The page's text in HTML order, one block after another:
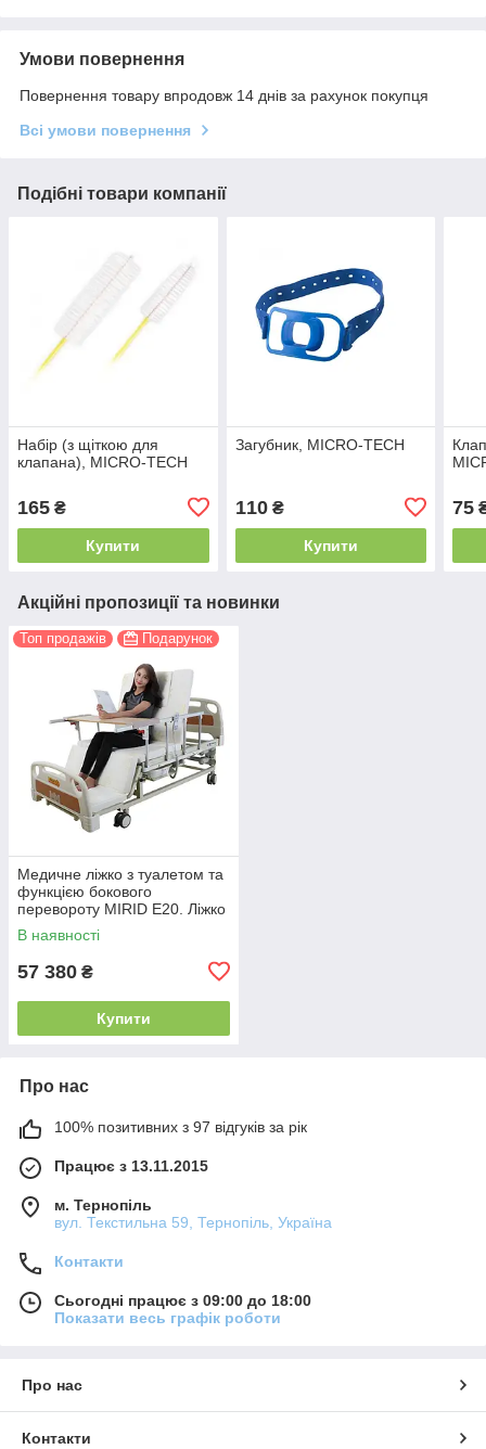
Умови повернення
Повернення товару впродовж 14 днів за рахунок покупця
Всі умови повернення
Подібні товари компанії
Набір (з щіткою для
клапана), MICRO-TECH
165 ₴
Купити
Загубник, MICRO-TECH
110₴
Купити
75
Акційні пропозиції та новинки
Топ продажів Подарунок
Медичне ліжко з туалетом та
функцією бокового
перевороту MIRID E20. Ліжко
для реабілітації інваліда.
В наявності
57 380 ₴
Купити
Про нас
100% позитивних з 97 відгуків за рік
Працює з 13.11.2015
м. Тернопіль
вул. Текстильна 59, Тернопіль, Україна
Контакти
Сьогодні працює з 09:00 до 18:00
Показати весь графік роботи
Про нас
Контакти